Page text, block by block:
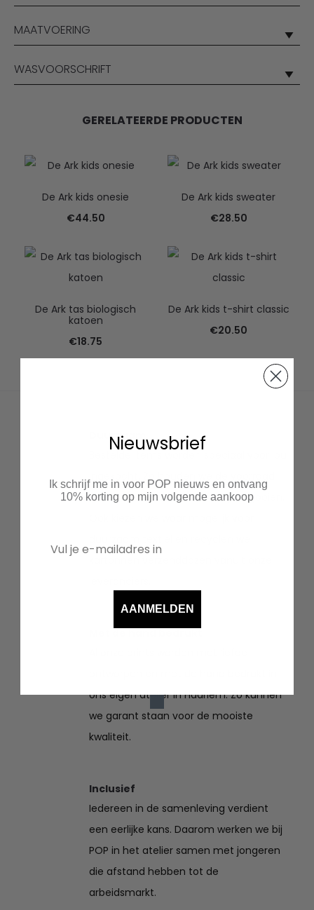
MAATVOERING
WASVOORSCHRIFT
GERELATEERDE PRODUCTEN
De Ark kids onesie
€44.50
De Ark kids sweater
€28.50
De Ark tas biologisch
katoen
€18.75
De Ark kids t-shirt classic
€20.50
Duurzaam
ingekocht. Zo houden we de voorraad
klein en hoeven we niets weg te gooien.
ons eigen atelier in Haarlem. Zo kunnen
we garant staan voor de mooiste
kwaliteit.
Inclusief
Iedereen in de samenleving verdient
een eerlijke kans. Daarom werken we bij
POP in het atelier samen met jongeren
die afstand hebben tot de
arbeidsmarkt.
Nieuwsbrief
Ik schrijf me in voor POP nieuws en ontvang
10% korting op mijn volgende aankoop
AANMELDEN